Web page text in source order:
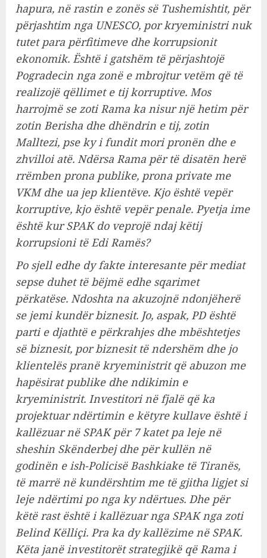
hapura, në rastin e zonës së Tushemishtit, për
përjashtim nga UNESCO, por kryeministri nuk
tutet para përfitimeve dhe korrupsionit
ekonomik. Është i gatshëm të përjashtojë
Pogradecin nga zonë e mbrojtur vetëm që të
realizojë qëllimet e tij korruptive. Mos
harrojmë se zoti Rama ka nisur një hetim për
zotin Berisha dhe dhëndrin e tij, zotin
Malltezi, pse ky i fundit mori pronën dhe e
zhvilloi atë. Ndërsa Rama për të disatën herë
rrëmben prona publike, prona private me
VKM dhe ua jep klientëve. Kjo është vepër
korruptive, kjo është vepër penale. Pyetja ime
është kur SPAK do veprojë ndaj këtij
korrupsioni të Edi Ramës?
Po sjell edhe dy fakte interesante për mediat
sepse duhet të bëjmë edhe sqarimet
përkatëse. Ndoshta na akuzojnë ndonjëherë
se jemi kundër biznesit. Jo, aspak, PD është
parti e djathtë e përkrahjes dhe mbështetjes
së biznesit, por biznesit të ndershëm dhe jo
klientelës pranë kryeministrit që abuzon me
hapësirat publike dhe ndikimin e
kryeministrit. Investitori në fjalë që ka
projektuar ndërtimin e këtyre kullave është i
kallëzuar në SPAK për 7 katet pa leje në
sheshin Skënderbej dhe për kullën në
godinën e ish-Policisë Bashkiake të Tiranës,
të marrë në kundërshtim me të gjitha ligjet si
leje ndërtimi po nga ky ndërtues. Dhe për
këtë rast është i kallëzuar nga SPAK nga zoti
Belind Këlliçi. Pra ka dy kallëzime në SPAK.
Këta janë investitorët strategjikë që Rama i